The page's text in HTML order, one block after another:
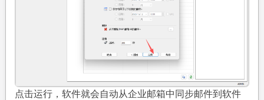
点击运行，软件就会自动从企业邮箱中同步邮件到软件